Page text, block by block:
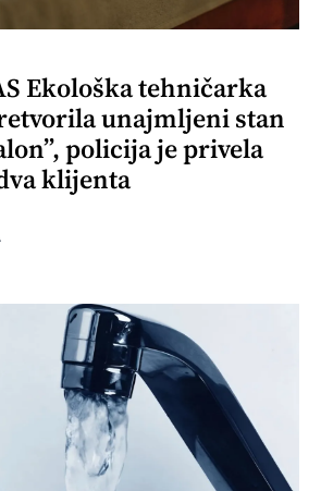
Ekološka tehničarka
unajmljeni stan
policija je privela
klijenta